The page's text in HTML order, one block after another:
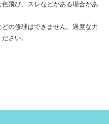
飛び、スレなどがある場合があ
の修理はできません。過度な力
さい。